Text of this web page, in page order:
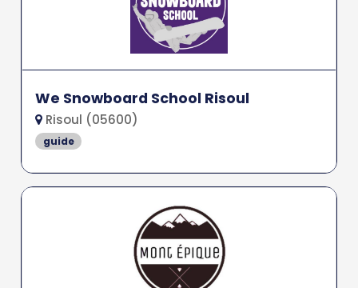
We Snowboard School Risoul
Risoul (05600)
guide